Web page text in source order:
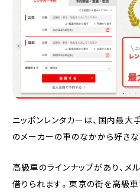
ニッポンレンタカーは、国内最大
のメーカーの車のなかから好きな
高級車のラインナップがあり、メ
借りられます。東京の街を高級車